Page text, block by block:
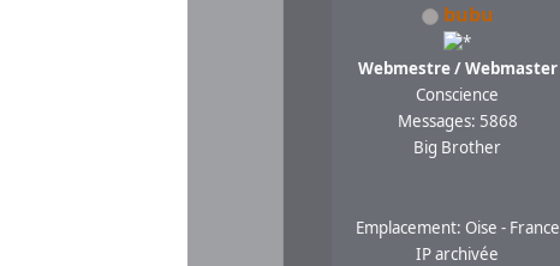
bubu
Webmestre / Webmaster
Conscience
Messages: 5868
Big Brother
Emplacement: Oise - France
IP archivée